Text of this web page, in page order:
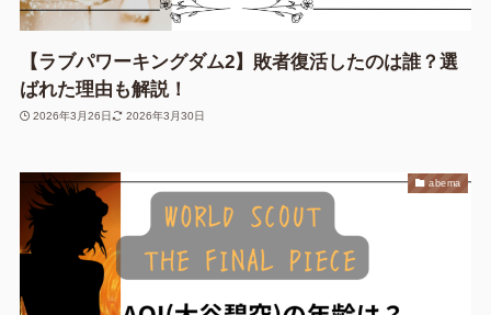
【ラブパワーキングダム2】敗者復活したのは誰？選
ばれた理由も解説！
2026年3月26日 2026年3月30日
abema